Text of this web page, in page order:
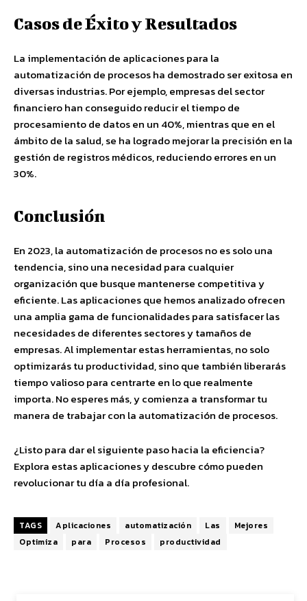
Casos de Éxito y Resultados
La implementación de aplicaciones para la
automatización de procesos ha demostrado ser exitosa en
diversas industrias. Por ejemplo, empresas del sector
financiero han conseguido reducir el tiempo de
procesamiento de datos en un 40%, mientras que en el
ámbito de la salud, se ha logrado mejorar la precisión en la
gestión de registros médicos, reduciendo errores en un
30%.
Conclusión
En 2023, la automatización de procesos no es solo una
tendencia, sino una necesidad para cualquier
organización que busque mantenerse competitiva y
eficiente. Las aplicaciones que hemos analizado ofrecen
una amplia gama de funcionalidades para satisfacer las
necesidades de diferentes sectores y tamaños de
empresas. Al implementar estas herramientas, no solo
optimizarás tu productividad, sino que también liberarás
tiempo valioso para centrarte en lo que realmente
importa. No esperes más, y comienza a transformar tu
manera de trabajar con la automatización de procesos.
¿Listo para dar el siguiente paso hacia la eficiencia?
Explora estas aplicaciones y descubre cómo pueden
revolucionar tu día a día profesional.
TAGS Aplicaciones automatización Las
Mejores
Optimiza
para Procesos productividad